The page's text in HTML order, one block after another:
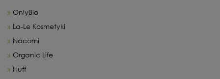
OnlyBio
La-Le Kosmetyki
Nacomi
Organic Life
Fluff